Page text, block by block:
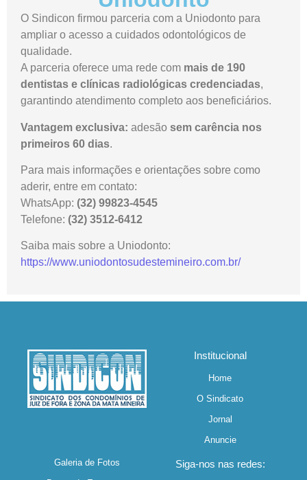
O Sindicon firmou parceria com a Uniodonto para
ampliar o acesso a cuidados odontológicos de
qualidade.
A parceria oferece uma rede com mais de 190
dentistas e clínicas radiológicas credenciadas,
garantindo atendimento completo aos beneficiários.
Vantagem exclusiva: adesão sem carência nos
primeiros 60 dias.
Para mais informações e orientações sobre como
aderir, entre em contato:
WhatsApp: (32) 99823-4545
Telefone: (32) 3512-6412
Saiba mais sobre a Uniodonto:
https://www.uniodontosudestemineiro.com.br/
Institucional
Home
O Sindicato
Jornal
Anuncie
Galeria de Fotos
Siga-nos nas redes: